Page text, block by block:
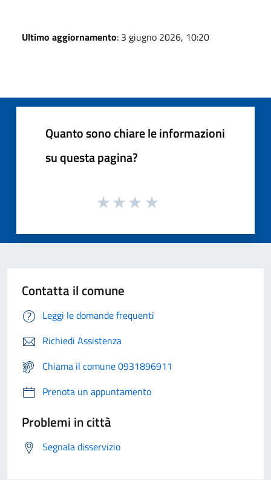
Ultimo aggiornamento: 3 giugno 2026, 10:20
Quanto sono chiare le informazioni
su questa pagina?
Contatta il comune
Leggi le domande frequenti
Richiedi Assistenza
Chiama il comune 0931896911
Prenota un appuntamento
Problemi in città
Segnala disservizio